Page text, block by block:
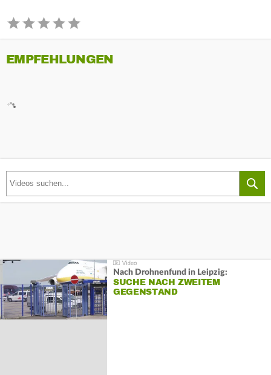
EMPFEHLUNGEN
Nach Drohnenfund in Leipzig:
SUCHE NACH ZWEITEM
GEGENSTAND